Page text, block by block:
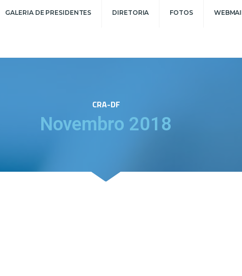
GALERIA DE PRESIDENTES DIRETORIA FOTOS
CRA-DF
Novembro 2018